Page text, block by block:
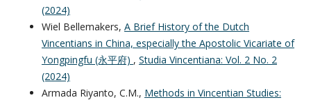
(2024)
Wiel Bellemakers, A Brief History of the Dutch
Vincentians in China, especially the Apostolic Vicariate of
Yongpingfu (永平府) , Studia Vincentiana: Vol. 2 No. 2
(2024)
Armada Riyanto, C.M., Methods in Vincentian Studies: